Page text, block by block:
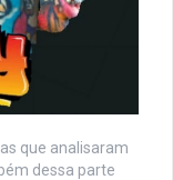
que analisaram
dessa parte